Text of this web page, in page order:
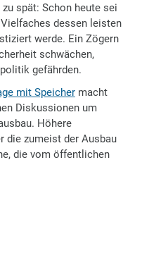
spät: Schon heute sei
dessen leisten
werde. Ein Zögern
schwächen,
gefährden.
mit Speichermacht
Diskussionen um
Höhere
die zumeist der Ausbau
die vom öffentlichen